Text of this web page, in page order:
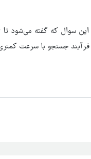
جستجو با سرعت